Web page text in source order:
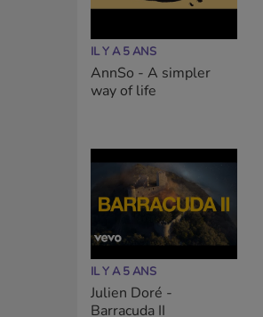
IL Y A 5 ANS
AnnSo - A simpler
way of life
IL Y A 5 ANS
Julien Doré -
Barracuda II